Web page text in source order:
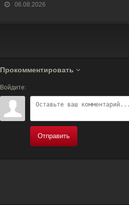
06.08.2026
Прокомментировать
Войдите:
Отправить